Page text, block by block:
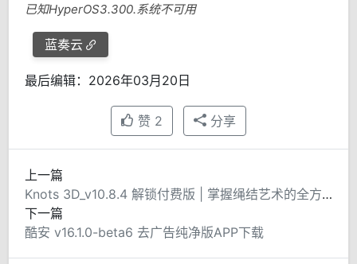
已知HyperOS3.300.系统不可用
蓝奏云
最后编辑：2026年03月20日
赞 2 分享
上一篇
Knots 3D_v10.8.4 解锁付费版 | 掌握绳结艺术的全方位指南
下一篇
酷安 v16.1.0-beta6 去广告纯净版APP下载